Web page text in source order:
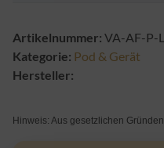
Artikelnummer: VA-AF-P-
Kategorie: Pod & Gerät
Hersteller:
Hinweis: Aus gesetzlichen